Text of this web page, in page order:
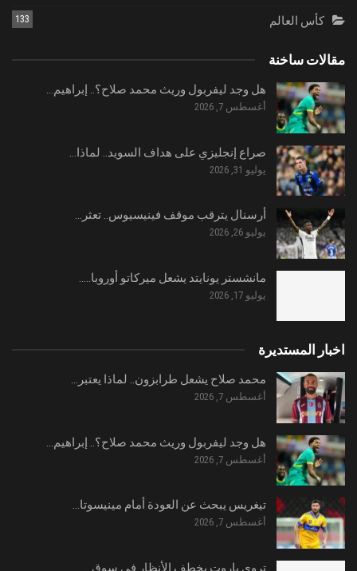
كأس العالم 133
مقالات ساخنة
هل وجد ليفربول وريث محمد صلاح؟.. إبراهيم…
أغسطس 7, 2026
صراع إنجليزي على هداف السويد.. لماذا…
يوليو 31, 2026
أرسنال يترقب موقف فينيسيوس.. تعثر…
يوليو 26, 2026
مانشستر يونايتد يشعل ميركاتو أوروبا..…
يوليو 17, 2026
اخبار المستديرة
محمد صلاح يشعل طرابزون.. لماذا يعتبر…
أغسطس 7, 2026
هل وجد ليفربول وريث محمد صلاح؟.. إبراهيم…
أغسطس 7, 2026
تيغريس يبحث عن العودة أمام مينيسوتا…
أغسطس 7, 2026
تروي باروت يخطف الأنظار في سوق…